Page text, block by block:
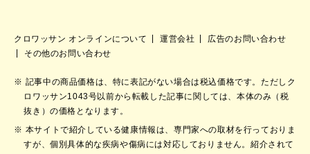
クロワッサン オンラインについて 運営会社
広告のお問い合わせ
その他のお問い合わせ
記事中の商品価格は、特に表記がない場合は税込価格です。ただしク
ロワッサン1043号以前から転載した記事に関しては、本体のみ（税
抜き）の価格となります。
本サイトで紹介している健康情報は、専門家への取材を行っておりま
すが、個別具体的な疾病や傷病には対応しておりません。紹介されて